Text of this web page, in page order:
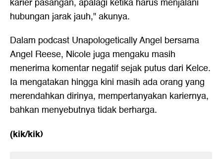
hubungan jarak jauh," akunya.
Dalam podcast Unapologetically Angel bersama
Angel Reese, Nicole juga mengaku masih
menerima komentar negatif sejak putus dari Kelce.
Ia mengatakan hingga kini masih ada orang yang
merendahkan dirinya, mempertanyakan kariernya,
bahkan menyebutnya tidak berharga.
(kik/kik)